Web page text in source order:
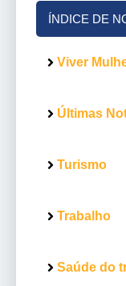
ÍNDICE DE
Viver
Últimas
Turismo
Trabalho
Saúde do